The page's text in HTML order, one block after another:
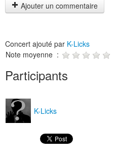
Ajouter un commentaire
Concert ajouté par K-Licks
Note moyenne :
Participants
K-Licks